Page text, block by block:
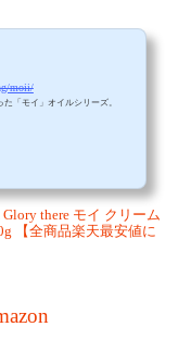
moii/
「モイ」オイルシリーズ。
there モイ クリーム
【全商品楽天最安値に